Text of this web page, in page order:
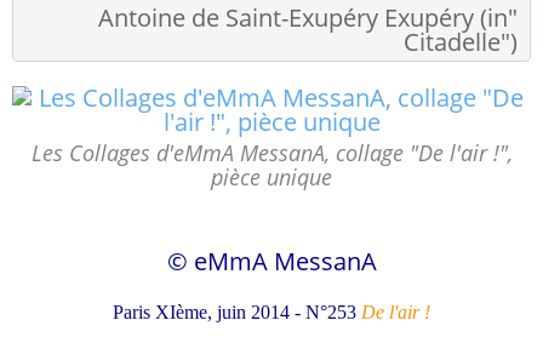
Antoine de Saint-Exupéry Exupéry (in"
Citadelle")
Les Collages d'eMmA MessanA, collage "De l'air !",
pièce unique
© eMmA MessanA
Paris XIème, juin 2014 - N°253 De l'air !